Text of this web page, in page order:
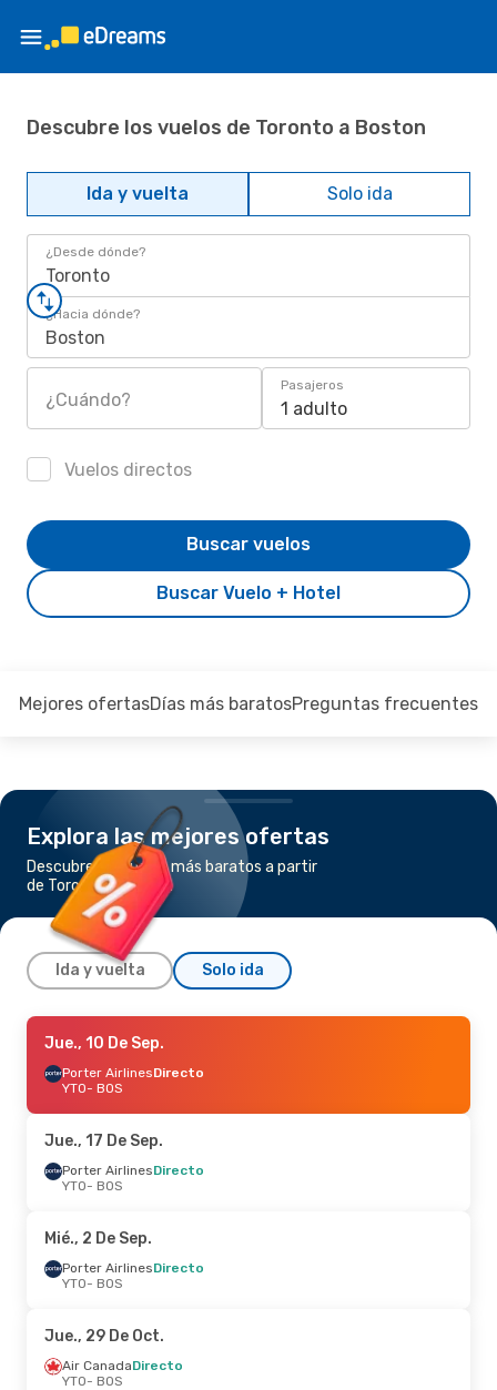
Descubre los vuelos de Toronto a Boston
Ida y vuelta Solo ida
¿Desde dónde?
Toronto
¿Hacia dónde?
Boston
¿Cuándo?
Pasajeros
1 adulto
Vuelos directos
Buscar Vuelo + Hotel
Buscar vuelos
Mejores ofertasDías más baratosPreguntas frecuentes
Explora las mejores ofertas
Descubre los vuelos más baratos a partir
de Toronto a Boston
Ida y vuelta Solo ida
Jue., 17 De Sep.
Air CanadaDirecto
YTO- BOS
BOS- YTO
Jue., 3 De Sep.- Mié., 9 De Sep.
Air CanadaDirecto
BOS- YTO
Air Canada Directo
YTO - BOS
Air CanadaDirecto
BOS
- YTO
Jue., 10 De Sep.
Porter AirlinesDirecto
YTO- BOS
Jue., 17 De Sep.
Porter AirlinesDirecto
YTO- BOS
Mié., 2 De Sep.
Porter AirlinesDirecto
YTO- BOS
Jue., 29 De Oct.
Air CanadaDirecto
YTO- BOS